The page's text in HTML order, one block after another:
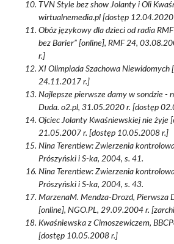
TVN Style bez show Jolanty i Oli
wirtualnemedia.pl [dostęp 12.04.2020
Obóz językowy dla dzieci od radia
bez Barier” [online], RMF 24,
r.]
XI Olimpiada Szachowa Niewidomych
24.11.2017 r.]
Najlepsze pierwsze damy w sondzie -
Duda. o2.pl, 31.05.2020 r. [dostęp
Ojciec Jolanty Kwaśniewskiej nie żyje
21.05.2007 r. [dostęp 10.05.2008 r.]
Nina Terentiew: Zwierzenia
Prószyński i S-ka, 2004, s. 41.
Nina Terentiew: Zwierzenia
Prószyński i S-ka, 2004, s. 43.
MarzenaM. Mendza-Drozd, Pierwsza
[online], NGO.PL, 29.09.2004 r.
Kwaśniewska z Cimoszewiczem,
[dostęp 10.05.2008 r.]